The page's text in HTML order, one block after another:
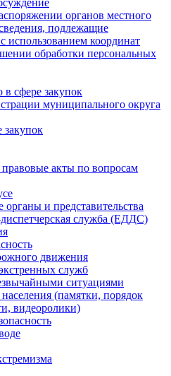
органов местного
подлежащие
использованием координат
обработки персональных
в сфере закупок
муниципального округа
закупок
акты по вопросам
органы и представительства
служба (ЕДДС)
движения
служб
ситуациями
(памятки, порядок
видеоролики)